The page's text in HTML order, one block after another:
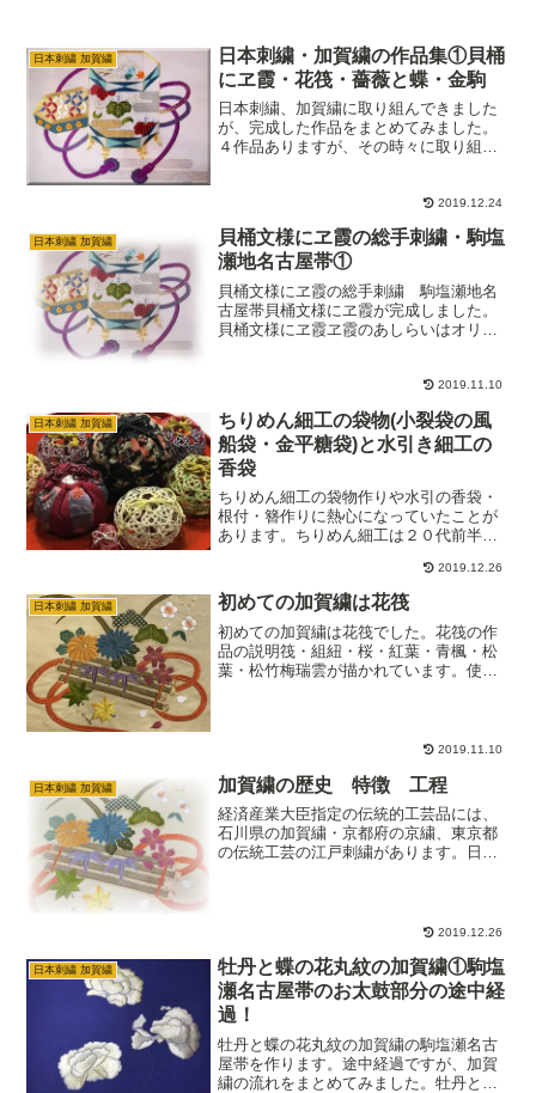
日本刺繍 加賀繍
日本刺繍・加賀繍の作品集①貝桶
にヱ霞・花筏・薔薇と蝶・金駒
日本刺繍、加賀繍に取り組んできました
が、完成した作品をまとめてみました。
４作品ありますが、その時々に取り組ん
りたくて刺繍熱が高まっていた頃でし
た。久しぶりに見返してみる…
2019.12.24
日本刺繍 加賀繍
貝桶文様にヱ霞の総手刺繍・駒塩
瀬地名古屋帯①
貝桶文様にヱ霞の総手刺繍 駒塩瀬地名
古屋帯貝桶文様にヱ霞が完成しました。
貝桶文様にヱ霞ヱ霞のあしらいはオリジ
に父に見てもらい「この上にまだ何かす
2019.11.10
日本刺繍 加賀繍
ちりめん細工の袋物(小裂袋の風
船袋・金平糖袋)と水引き細工の
香袋
ちりめん細工の袋物作りや水引の香袋・
根付・簪作りに熱心になっていたことが
あります。ちりめん細工は２０代前半の
０代後半？４０代前半？にワークショッ
プに参加したことをきっかけに・・・布
に針を刺したときに感じる…
2019.12.26
日本刺繍 加賀繍 初めての加賀繍は花筏
初めての加賀繍は花筏でした。花筏の作
品の説明筏・組紐・桜・紅葉・青楓・松
葉・松竹梅瑞雲が描かれています。使用
2019.11.10
日本刺繍 加賀繍 加賀繍の歴史 特徴 工程
経済産業大臣指定の伝統的工芸品には、
石川県の加賀繍・京都府の京繍、東京都
の伝統工芸の江戸刺繍があります。日本
2019.12.26
日本刺繍 加賀繍
牡丹と蝶の花丸紋の加賀繍①駒塩
瀬名古屋帯のお太鼓部分の途中経
過！
牡丹と蝶の花丸紋の加賀繍の駒塩瀬名古
屋帯を作ります。途中経過ですが、加賀
繍の流れをまとめてみました。牡丹と蝶